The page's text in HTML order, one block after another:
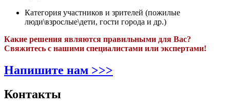
Категория участников и зрителей (пожилые
люди\взрослые\дети, гости города и др.)
Какие решения являются правильными для Вас?
Свяжитесь с нашими специалистами или экспертами!
Напишите нам >>>
Контакты